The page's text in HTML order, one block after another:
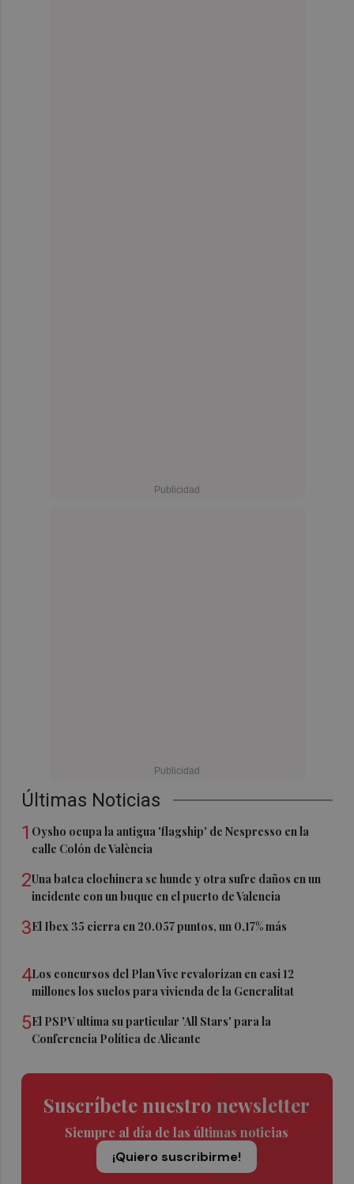
Últimas Noticias
1 Oysho ocupa la antigua 'flagship' de Nespresso en la
calle Colón de València
2Una batea clochinera se hunde y otra sufre daños en un
incidente con un buque en el puerto de Valencia
3El Ibex 35 cierra en 20.057 puntos, un 0,17% más
4Los concursos del Plan Vive revalorizan en casi 12
millones los suelos para vivienda de la Generalitat
5El PSPV ultima su particular 'All Stars' para la
Conferencia Política de Alicante
Suscríbete nuestro newsletter
Siempre al día de las últimas noticias
¡Quiero suscribirme!